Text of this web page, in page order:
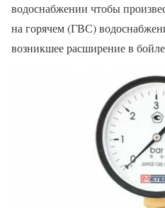
водоснабжении чтобы
на горячем (ГВС)
возникшее расширение в